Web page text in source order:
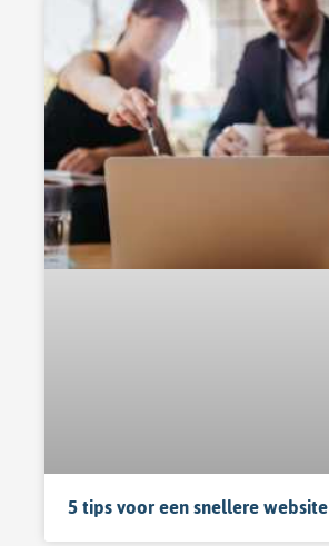
5 tips voor een snellere website